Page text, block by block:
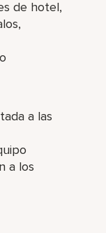
de hotel,
a las
a los